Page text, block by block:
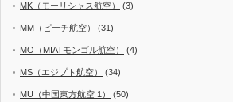
MK（モーリシャス航空） (3)
MM（ピーチ航空） (31)
MO（MIATモンゴル航空） (4)
MS（エジプト航空） (34)
MU（中国東方航空 1） (50)